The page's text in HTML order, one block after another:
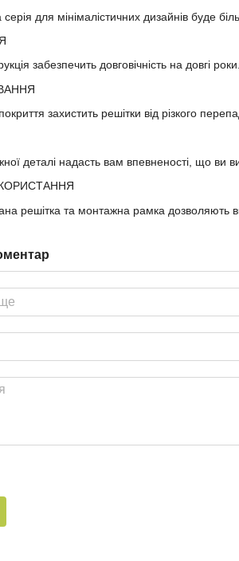
для мінімалістичних дизайнів буде
забезпечить довговічність на довгі роки.
захистить решітки від різкого
деталі надасть вам впевненості, що ви
решітка та монтажна рамка дозволяють